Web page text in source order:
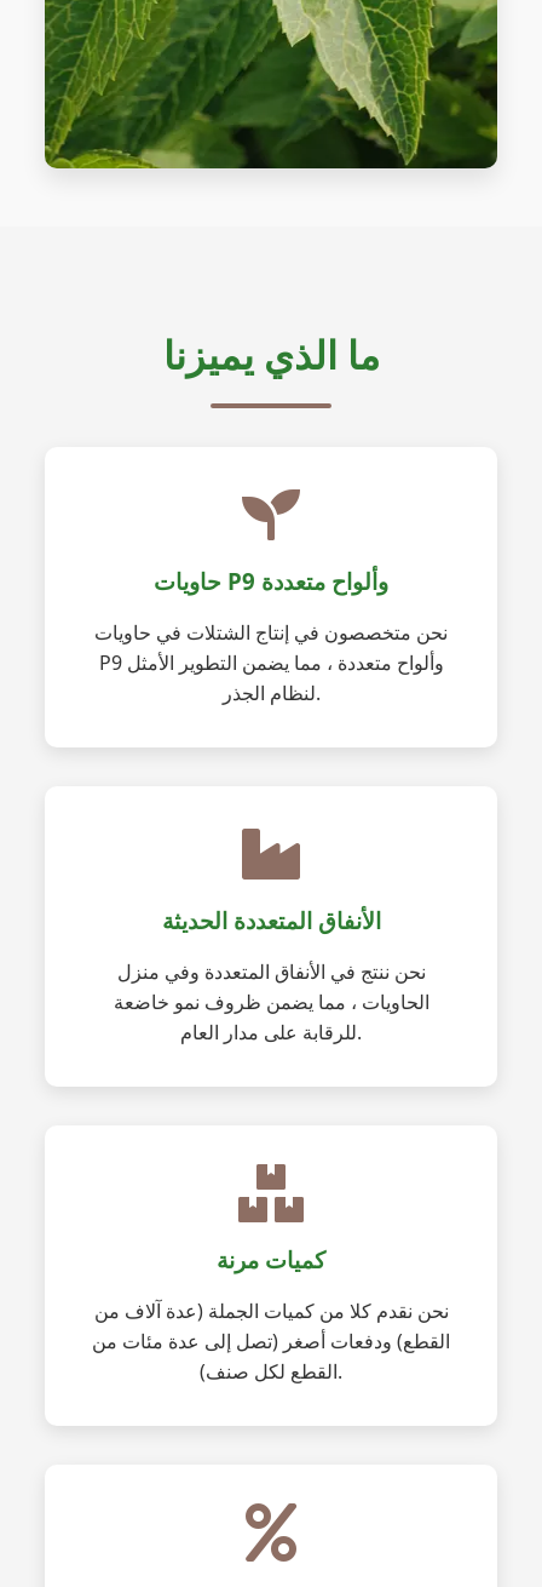
ما الذي يميزنا
حاويات P9 وألواح متعددة
نحن متخصصون في إنتاج الشتلات في حاويات
P9 وألواح متعددة ، مما يضمن التطوير الأمثل
لنظام الجذر.
الأنفاق المتعددة الحديثة
نحن ننتج في الأنفاق المتعددة وفي منزل
الحاويات ، مما يضمن ظروف نمو خاضعة
للرقابة على مدار العام.
كميات مرنة
نحن نقدم كلا من كميات الجملة (عدة آلاف من
القطع) ودفعات أصغر (تصل إلى عدة مئات من
القطع لكل صنف).